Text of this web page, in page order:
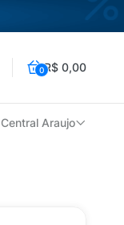
0R$ 0,00
Central Araujo